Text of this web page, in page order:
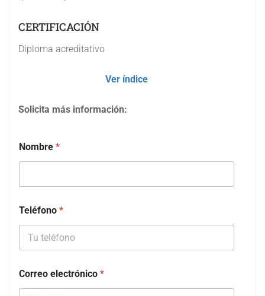
CERTIFICACIÓN
Diploma acreditativo
Ver índice
Solicita más información:
Nombre *
Teléfono *
Correo electrónico *